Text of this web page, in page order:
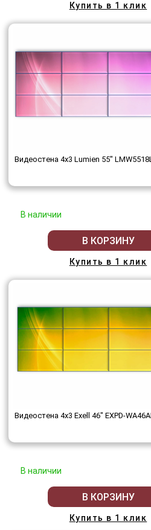
Купить в 1 клик
Видеостена 4x3 Lumien 55"
В наличии
В КОРЗИНУ
Купить в 1 клик
Видеостена 4x3 Exell 46" EXPD-
В наличии
В КОРЗИНУ
Купить в 1 клик